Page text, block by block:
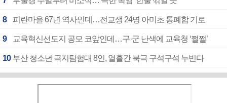
8 피란마을 67년 역사인데…전교생 24명 아미초 통폐합 기로
9 교육혁신선도지 공모 코앞인데…구·군 난색에 교육청 ‘쩔쩔’
10 부산 청소년 극지탐험대 8인, 열흘간 북극 구석구석 누빈다